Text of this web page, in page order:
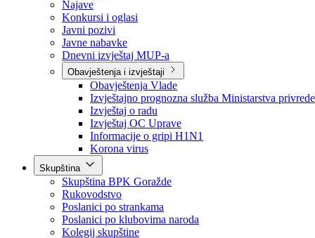
Aktuelno
Sve vijesti
Izdvojeno
Najave
Konkursi i oglasi
Javni pozivi
Javne nabavke
Dnevni izvještaj MUP-a
Obavještenja i izvještaji
Obavještenja Vlade
Izvještajno prognozna služba Ministarstva privrede
Izvještaj o radu
Izvještaj OC Uprave
Informacije o gripi H1N1
Korona virus
Skupština
Skupština BPK Goražde
Rukovodstvo